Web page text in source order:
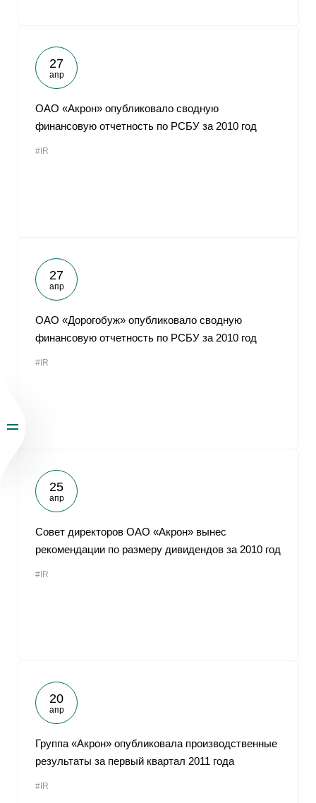
27
апр
ОАО «Акрон» опубликовало сводную
финансовую отчетность по РСБУ за 2010 год
#IR
27
апр
ОАО «Дорогобуж» опубликовало сводную
финансовую отчетность по РСБУ за 2010 год
#IR
25
апр
Совет директоров ОАО «Акрон» вынес
рекомендации по размеру дивидендов за 2010 год
#IR
20
апр
Группа «Акрон» опубликовала производственные
результаты за первый квартал 2011 года
#IR